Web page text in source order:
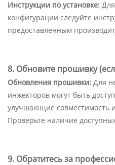
Инструкции по установке:
конфигурации следуйте
предоставленным
8. Обновите прошивку
Обновления прошивки: Для
инжекторов могут быть
улучшающие совместимость
Проверьте наличие
9. Обратитесь за